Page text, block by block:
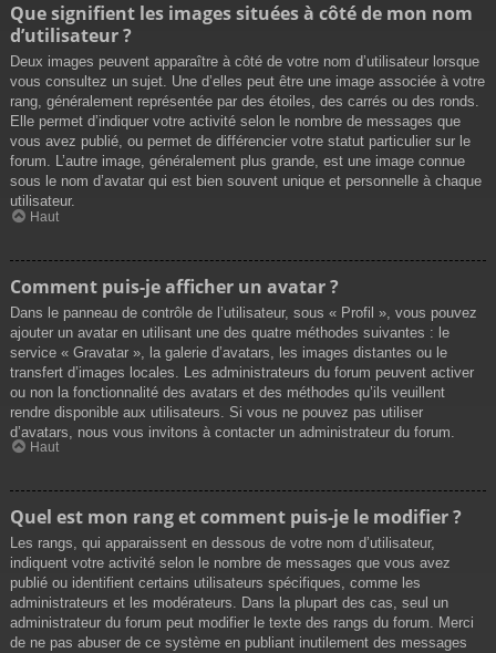
Que signifient les images situées à côté de mon nom
d’utilisateur ?
Deux images peuvent apparaître à côté de votre nom d’utilisateur lorsque
vous consultez un sujet. Une d’elles peut être une image associée à votre
rang, généralement représentée par des étoiles, des carrés ou des ronds.
Elle permet d’indiquer votre activité selon le nombre de messages que
vous avez publié, ou permet de différencier votre statut particulier sur le
forum. L’autre image, généralement plus grande, est une image connue
sous le nom d’avatar qui est bien souvent unique et personnelle à chaque
utilisateur.
Haut
Comment puis-je afficher un avatar ?
Dans le panneau de contrôle de l’utilisateur, sous « Profil », vous pouvez
ajouter un avatar en utilisant une des quatre méthodes suivantes : le
service « Gravatar », la galerie d’avatars, les images distantes ou le
transfert d’images locales. Les administrateurs du forum peuvent activer
ou non la fonctionnalité des avatars et des méthodes qu’ils veuillent
rendre disponible aux utilisateurs. Si vous ne pouvez pas utiliser
d’avatars, nous vous invitons à contacter un administrateur du forum.
Haut
Quel est mon rang et comment puis-je le modifier ?
Les rangs, qui apparaissent en dessous de votre nom d’utilisateur,
indiquent votre activité selon le nombre de messages que vous avez
publié ou identifient certains utilisateurs spécifiques, comme les
administrateurs et les modérateurs. Dans la plupart des cas, seul un
administrateur du forum peut modifier le texte des rangs du forum. Merci
de ne pas abuser de ce système en publiant inutilement des messages